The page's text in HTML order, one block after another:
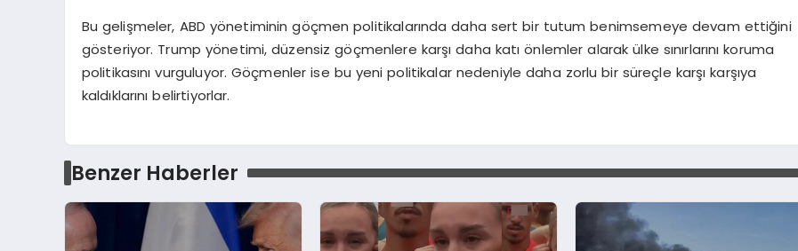
Bu gelişmeler, ABD yönetiminin göçmen politikalarında daha sert bir tutum benimsemeye devam ettiğini
gösteriyor. Trump yönetimi, düzensiz göçmenlere karşı daha katı önlemler alarak ülke sınırlarını koruma
politikasını vurguluyor. Göçmenler ise bu yeni politikalar nedeniyle daha zorlu bir süreçle karşı karşıya
kaldıklarını belirtiyorlar.
Benzer Haberler